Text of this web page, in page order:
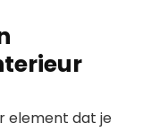
element dat je